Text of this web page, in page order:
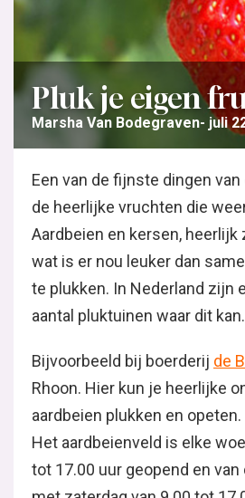
Pluk je eigen
Marsha Van Bodegraven juli
Een van de fijnste dingen
de heerlijke vruchten die
Aardbeien en kersen, heerlijk
wat is er nou leuker dan
te plukken. In Nederland zijn
aantal pluktuinen waar dit kan.
Bijvoorbeeld bij boerderij de
Rhoon. Hier kun je heerlijke
aardbeien plukken en opeten.
Het aardbeienveld is elke
tot 17.00 uur geopend en